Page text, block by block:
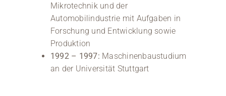
Mikrotechnik und der
Automobilindustrie mit Aufgaben in
Forschung und Entwicklung sowie
Produktion
1992 – 1997: Maschinenbaustudium
an der Universität Stuttgart